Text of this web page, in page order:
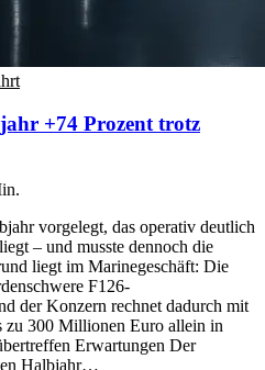
+74 Prozent trotz
vorgelegt, das operativ deutlich
– und musste dennoch die
liegt im Marinegeschäft: Die
F126-
der Konzern rechnet dadurch mit
zu 300 Millionen Euro allein in
Erwartungen Der
Halbjahr…